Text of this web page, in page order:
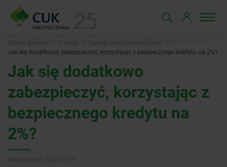
Jak się dodatkowo zabezpieczyć, korzystając z bezpiecznego kredytu na 2%?
Jak się dodatkowo
zabezpieczyć, korzystając z
bezpiecznego kredytu na
2%?